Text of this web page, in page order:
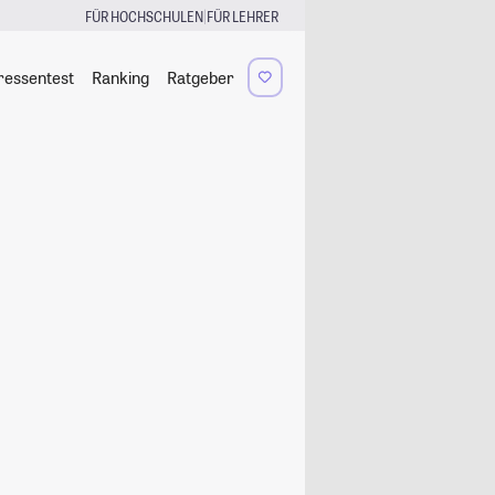
FÜR HOCHSCHULEN|FÜR LEHRER
Ranking Ratgeber